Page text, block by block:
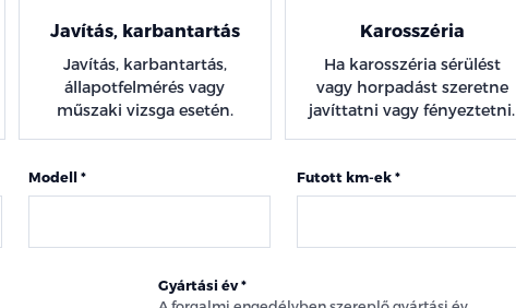
Javítás, karbantartás
Javítás, karbantartás,
állapotfelmérés vagy
műszaki vizsga esetén.
Karosszéria
Ha karosszéria sérülést
vagy horpadást szeretne
javíttatni vagy fényeztetni.
Modell Futott km-ek
Gyártási év